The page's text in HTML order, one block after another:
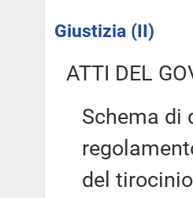
Giustizia (II)
ATTI DEL
Schema di
del